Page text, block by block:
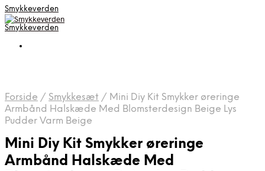
Smykkeverden
Smykkeverden
Forside / Smykkesæt / Mini Diy Kit Smykker øreringe
Armbånd Halskæde Med Blomsterdesign Beige Lys
Pudder Varm Beige
Mini Diy Kit Smykker øreringe
Armbånd Halskæde Med